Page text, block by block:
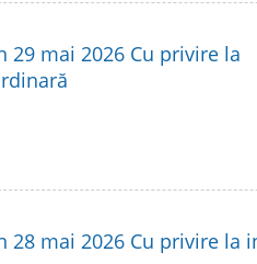
mai 2026 Cu privire la
mai 2026 Cu privire la